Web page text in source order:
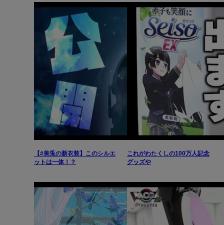
【#美兎の新衣装】このシルエ
ットは一体！？
これがわたくしの100万人記念
グッズや